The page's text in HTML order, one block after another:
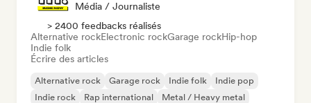
Média / Journaliste
> 2400 feedbacks réalisés
Alternative rockElectronic rockGarage rockHip-hop
Indie folk
Écrire des articles
Alternative rock Garage rock Indie folk
Indie pop
Indie rock
Rap international
Metal / Heavy metal